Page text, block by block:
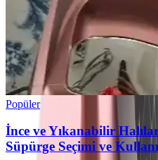
Popüler
İnce ve Yıkanabilir
Süpürge Seçimi ve